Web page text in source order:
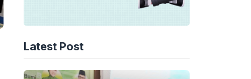
Latest Post